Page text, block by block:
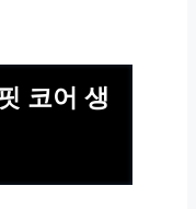
코어 생